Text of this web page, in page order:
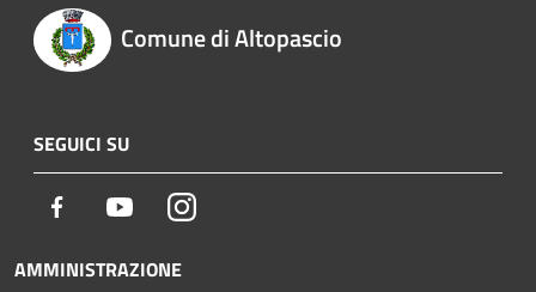
Comune di Altopascio
SEGUICI SU
Facebook YoutubeInstagram
AMMINISTRAZIONE